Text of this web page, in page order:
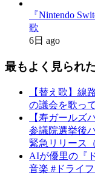
『Nintendo
歌
6日 ago
最もよく見られ
【替え歌】線
の議会を歌っ
【寿ガールズ
参議院選挙後
緊急リリース
AIが優里の『
音楽 #ドライ